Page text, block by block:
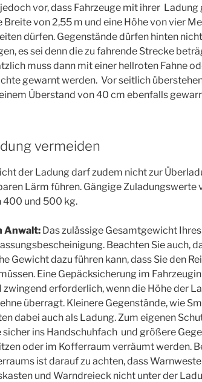
vor, dass Fahrzeuge mit ihrer
Breite von 2,55 m und eine Höhe von vier
dürfen. Gegenstände dürfen hinten
es sei denn die zu fahrende Strecke
muss dann mit einer hellroten Fahne
gewarnt werden. Vor seitlich
Überstand von 40 cm ebenfalls
vermeiden
der Ladung darf zudem nicht zur
Lärm führen. Gängige Zuladungswerte
400 und 500 kg.
Anwalt: Das zulässige Gesamtgewicht
Beachten Sie auch,
Gewicht dazu führen kann, dass Sie den
Eine Gepäcksicherung im
zwingend erforderlich, wenn die Höhe der
überragt. Kleinere Gegenstände, wie
dabei auch als Ladung. Zum eigenen
sicher ins Handschuhfach und größere
oder im Kofferraum verräumt werden.
ist darauf zu achten, dass
und Warndreieck nicht unter der